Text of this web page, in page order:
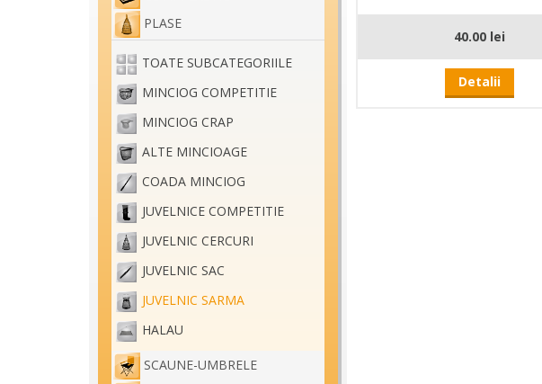
PLASE
TOATE SUBCATEGORIILE
MINCIOG COMPETITIE
MINCIOG CRAP
ALTE MINCIOAGE
COADA MINCIOG
JUVELNICE COMPETITIE
JUVELNIC CERCURI
JUVELNIC SAC
JUVELNIC SARMA
HALAU
SCAUNE-UMBRELE
40.00 lei
Detalii